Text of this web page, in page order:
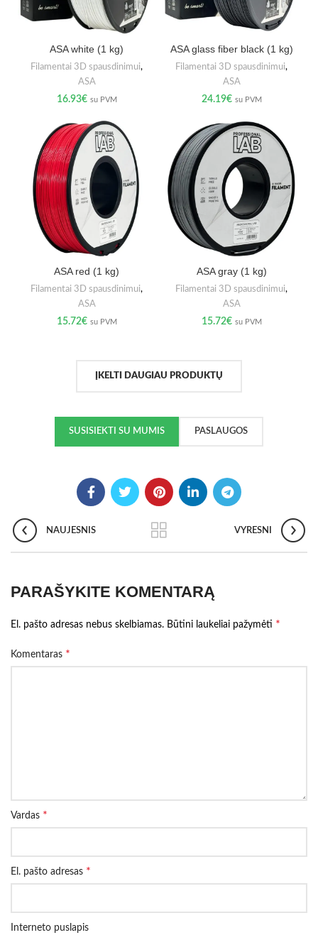
ASA white (1 kg)
Filamentai 3D spausdinimui,
ASA
16.93€ su PVM
ASA glass fiber black (1 kg)
Filamentai 3D spausdinimui,
ASA
24.19€ su PVM
ASA red (1 kg)
Filamentai 3D spausdinimui,
ASA
15.72€ su PVM
ASA gray (1 kg)
Filamentai 3D spausdinimui,
ASA
15.72€ su PVM
ĮKELTI DAUGIAU PRODUKTŲ
SUSISIEKTI SU MUMIS PASLAUGOS
NAUJESNIS VYRESNI
PARAŠYKITE KOMENTARĄ
El. pašto adresas nebus skelbiamas. Būtini laukeliai pažymėti *
Komentaras *
Vardas *
El. pašto adresas *
Interneto puslapis